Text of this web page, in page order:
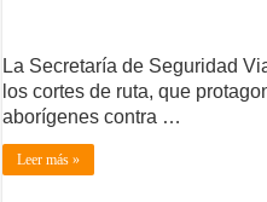
La Secretaría de Seguridad
los cortes de ruta, que
aborígenes contra …
Leer más »